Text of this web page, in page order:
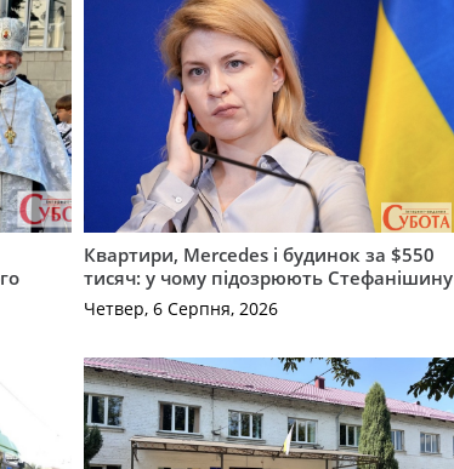
Квартири, Mercedes і будинок за $550
тисяч: у чому підозрюють Стефанішину
Четвер, 6 Серпня, 2026